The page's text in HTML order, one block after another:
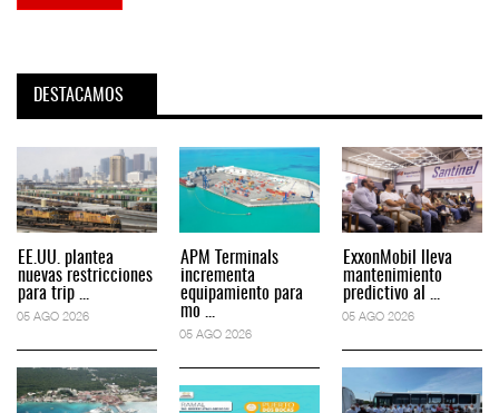
DESTACAMOS
EE.UU. plantea
nuevas restricciones
para trip ...
05 AGO 2026
APM Terminals
incrementa
equipamiento para
mo ...
05 AGO 2026
ExxonMobil lleva
mantenimiento
predictivo al ...
05 AGO 2026